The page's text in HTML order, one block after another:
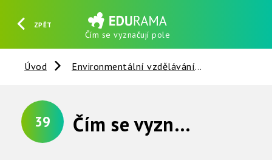
ZPĚT
Čím se vyznačují pole
HLEDAT REGISTROVAT PŘIHLÁSIT SE
Úvod Environmentální vzdělávání
39 Čím se vyznačují pole ?